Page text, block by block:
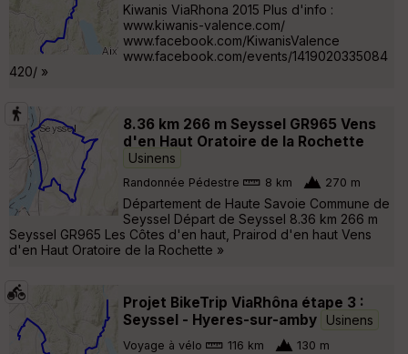
Kiwanis ViaRhona 2015 Plus d'info :
www.kiwanis-valence.com/
www.facebook.com/KiwanisValence
www.facebook.com/events/1419020335084
420/ »
8.36 km 266 m Seyssel GR965 Vens
d'en Haut Oratoire de la Rochette
Usinens
Randonnée Pédestre 8 km 270 m
Département de Haute Savoie Commune de
Seyssel Départ de Seyssel 8.36 km 266 m
Seyssel GR965 Les Côtes d'en haut, Prairod d'en haut Vens
d'en Haut Oratoire de la Rochette »
Projet BikeTrip ViaRhôna étape 3 :
Seyssel - Hyeres-sur-amby
Usinens
Voyage à vélo 116 km 130 m